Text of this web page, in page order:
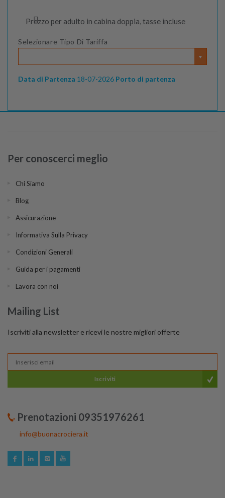
Prezzo per adulto in cabina doppia, tasse incluse
Selezionare Tipo Di Tariffa
Data di Partenza 18-07-2026 Porto di partenza
Per conoscerci meglio
Chi Siamo
Blog
Assicurazione
Informativa Sulla Privacy
Condizioni Generali
Guida per i pagamenti
Lavora con noi
Mailing List
Iscriviti alla newsletter e ricevi le nostre migliori offerte
Iscriviti
Prenotazioni 09351976261
info@buonacrociera.it